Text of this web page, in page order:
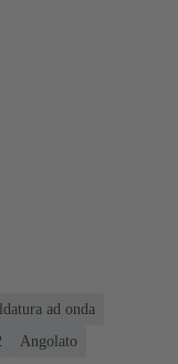
ad onda
Angolato